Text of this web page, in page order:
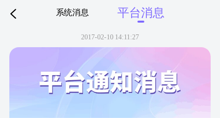
系统消息 平台消息
下拉刷新
2017-02-10 14:11:27